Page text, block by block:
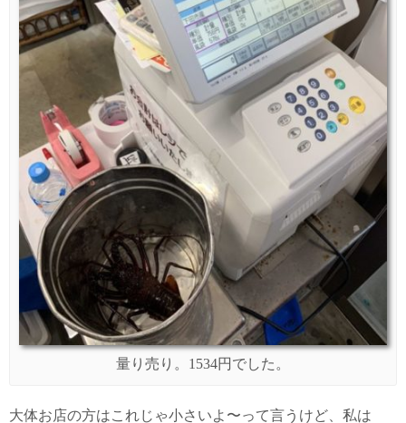
量り売り。1534円でした。
大体お店の方はこれじゃ小さいよ〜って言うけど、私は